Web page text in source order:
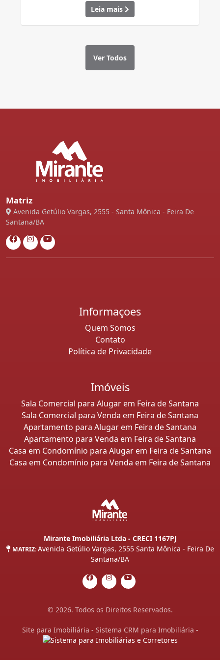
Leia mais
Ver Todos
Matriz
Avenida Getúlio Vargas, 2555 - Santa Mônica - Feira De
Santana/BA
Informaçoes
Quem Somos
Contato
Política de Privacidade
Imóveis
Sala Comercial para Alugar em Feira de Santana
Sala Comercial para Venda em Feira de Santana
Apartamento para Alugar em Feira de Santana
Apartamento para Venda em Feira de Santana
Casa em Condomínio para Alugar em Feira de Santana
Casa em Condomínio para Venda em Feira de Santana
Mirante Imobiliária Ltda - CRECI 1167PJ
MATRIZ: Avenida Getúlio Vargas, 2555 Santa Mônica - Feira De
Santana/BA
© 2026. Todos os Direitos Reservados.
Site para Imobiliária - Sistema CRM para Imobiliária -